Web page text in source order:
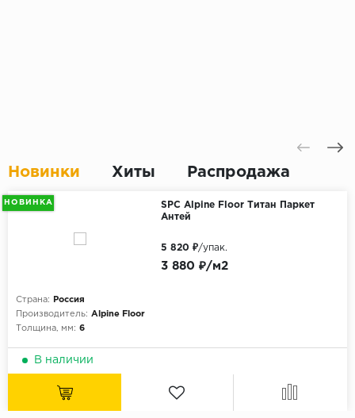
Новинки Хиты Распродажа
НОВИНКА
SPC Alpine Floor Титан Паркет
Антей
Страна:
Россия
Производитель: Alpine Floor
Толщина, мм: 6
3 880 ₽/м2
5 820 ₽/упак.
В наличии